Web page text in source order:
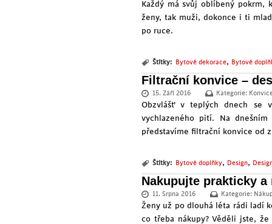
Každý má svůj oblíbený pokrm,
ženy, tak muži, dokonce i ti
po ruce.
Štítky: Bytové dekorace, Bytové
Filtrační konvice –
15. Září 2016 Kategorie:
Obzvlášť v teplých dnech se
vychlazeného pití. Na
představíme filtrační konvice od
Štítky: Bytové doplňky, Design,
Nakupujte prakticky a
11. Srpna 2016 Kategorie:
Ženy už po dlouhá léta rádi ladí
co třeba nákupy? Věděli jste,